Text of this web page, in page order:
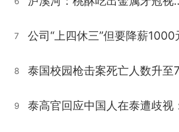
7 公司“上四休三”但要降薪1000
8 泰国校园枪击案死亡人数升至
9